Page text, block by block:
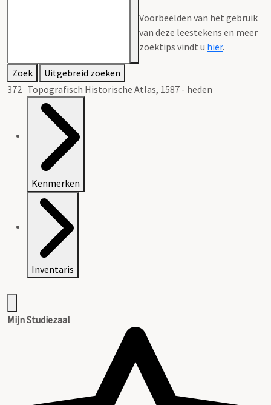
Voorbeelden van het gebruik
van deze leestekens en meer
zoektips vindt u hier.
Zoek
Uitgebreid zoeken
372 Topografisch Historische Atlas, 1587 - heden
Kenmerken
Inventaris
Mijn Studiezaal